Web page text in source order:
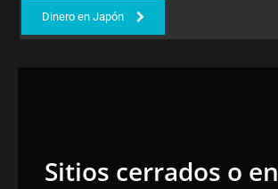
Dinero en Japón
Sitios cerrados o